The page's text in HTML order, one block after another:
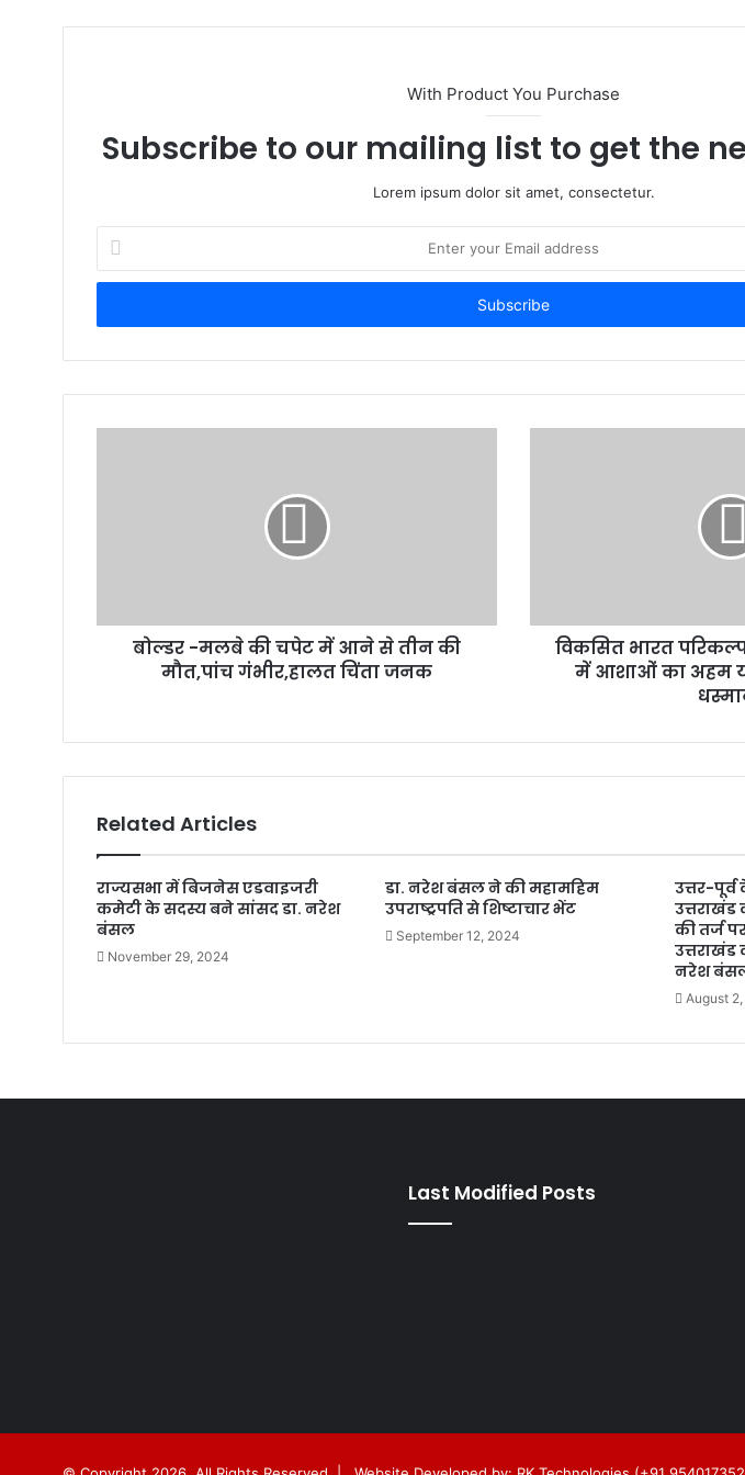
With Product You Purchase
Subscribe to our mailing list to get the
Lorem ipsum dolor sit amet, consectetur.
your
Email
बोल्डर -मलबे की चपेट में आने से तीन की
मौत,पांच गंभीर,हालत चिंता जनक
विकसित भारत
में आशाओं का अहम
Related Articles
राज्यसभा में बिजनेस एडवाइजरी
कमेटी के सदस्य बने सांसद डा. नरेश
बंसल
November 29, 2024
डा. नरेश बंसल ने की महामहिम
उपराष्ट्रपति से शिष्टाचार भेंट
September 12, 2024
उत्तर-
उत्तराखंड
की तर्ज
उत्तराखंड
नरेश
August
Last Modified Posts